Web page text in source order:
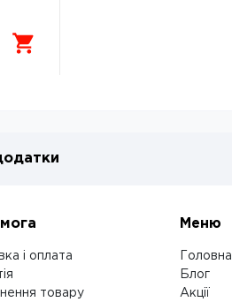
і оплата
товару
Меню
Головна
Блог
Акції